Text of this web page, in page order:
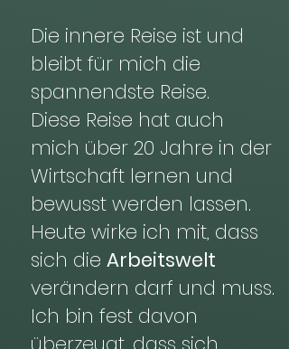
Die innere Reise ist und
bleibt für mich die
spannendste Reise.
Diese Reise hat auch
mich über 20 Jahre in der
Wirtschaft lernen und
bewusst werden lassen.
Heute wirke ich mit, dass
sich die Arbeitswelt
verändern darf und muss.
Ich bin fest davon